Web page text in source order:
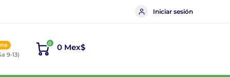
Iniciar sesión
9-13)
0 0 Mex$